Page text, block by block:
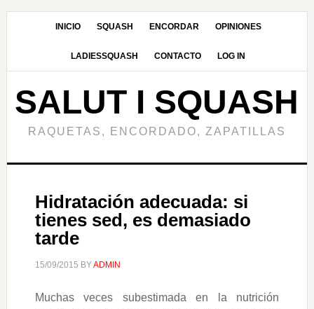
INICIO SQUASH ENCORDAR OPINIONES
LADIESSQUASH CONTACTO LOG IN
SALUT I SQUASH
RAQUETAS, ENCORDADO, ZAPATILLAS
Hidratación adecuada: si
tienes sed, es demasiado
tarde
15/09/2015 BYADMIN
Muchas veces subestimada en la nutrición